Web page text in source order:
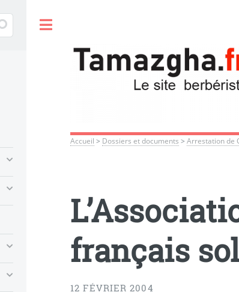
Accueil > Dossiers et documents >Arrestation de
français
12 FÉVRIER 2004